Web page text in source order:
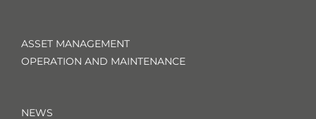
ASSET MANAGEMENT
OPERATION AND MAINTENANCE
NEWS